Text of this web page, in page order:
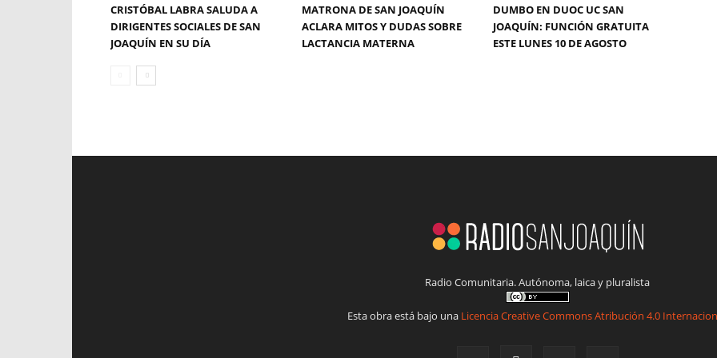
CRISTÓBAL LABRA SALUDA A
DIRIGENTES SOCIALES DE SAN
JOAQUÍN EN SU DÍA
MATRONA DE SAN JOAQUÍN
ACLARA MITOS Y DUDAS SOBRE
LACTANCIA MATERNA
DUMBO EN DUOC UC SAN
JOAQUÍN: FUNCIÓN GRATUITA
ESTE LUNES 10 DE AGOSTO
Radio Comunitaria. Autónoma, laica y pluralista
Esta obra está bajo una Licencia Creative Commons Atribución 4.0